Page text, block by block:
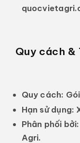
Quy cách
Quy cách:
Hạn sử dụng:
Phân phối bởi:
Agri.